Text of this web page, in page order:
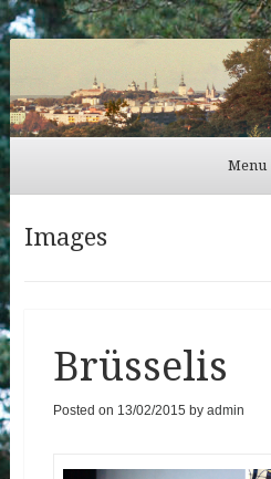
Külli Urb
Menu
Images
Brüsselis
Posted on 13/02/2015 by admin